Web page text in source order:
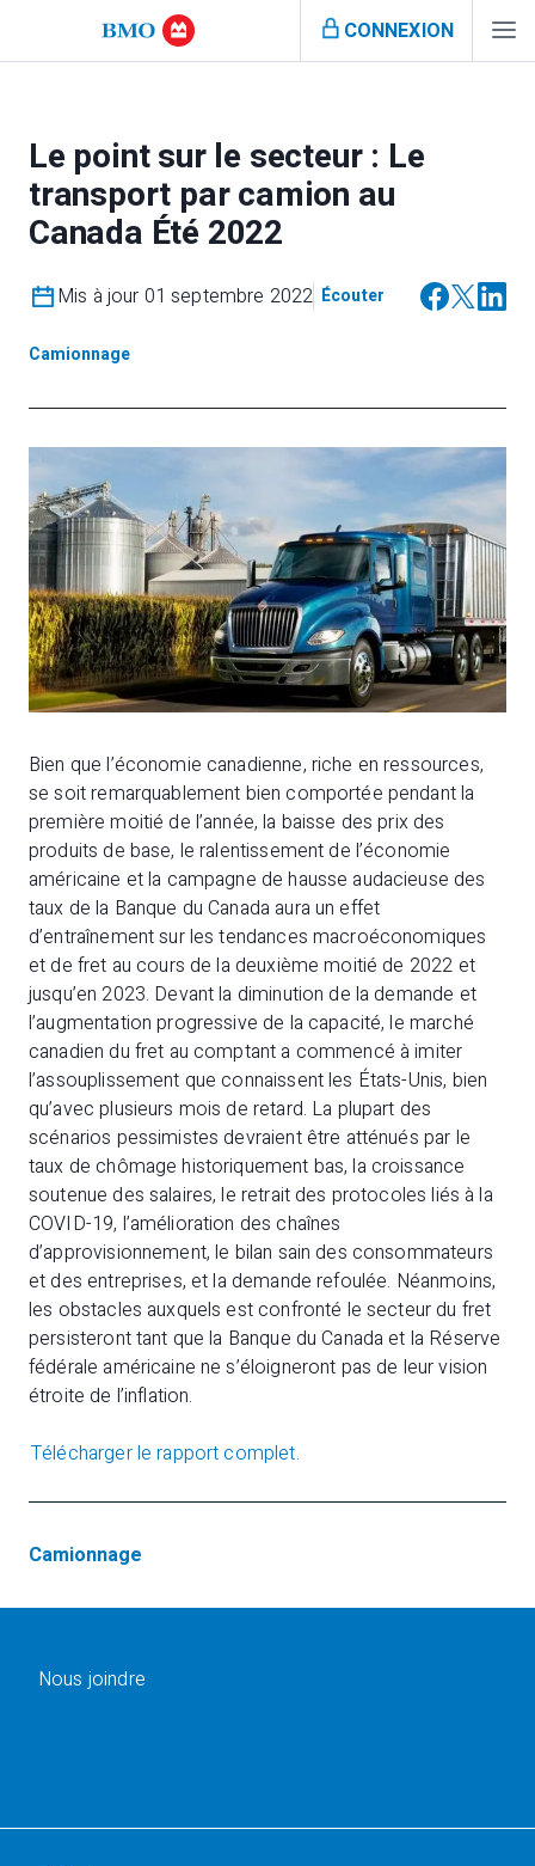
CONNEXION
Le point sur le secteur : Le
transport par camion au
Canada Été 2022
Mis à jour 01 septembre 2022 Écouter
Camionnage
Bien que l’économie canadienne, riche en ressources,
se soit remarquablement bien comportée pendant la
première moitié de l’année, la baisse des prix des
produits de base, le ralentissement de l’économie
américaine et la campagne de hausse audacieuse des
taux de la Banque du Canada aura un effet
d’entraînement sur les tendances macroéconomiques
et de fret au cours de la deuxième moitié de 2022 et
jusqu’en 2023. Devant la diminution de la demande et
l’augmentation progressive de la capacité, le marché
canadien du fret au comptant a commencé à imiter
l’assouplissement que connaissent les États-Unis, bien
qu’avec plusieurs mois de retard. La plupart des
scénarios pessimistes devraient être atténués par le
taux de chômage historiquement bas, la croissance
soutenue des salaires, le retrait des protocoles liés à la
COVID-19, l’amélioration des chaînes
d’approvisionnement, le bilan sain des consommateurs
et des entreprises, et la demande refoulée. Néanmoins,
les obstacles auxquels est confronté le secteur du fret
persisteront tant que la Banque du Canada et la Réserve
fédérale américaine ne s’éloigneront pas de leur vision
étroite de l’inflation.
Télécharger le rapport complet.
Camionnage
Nous joindre